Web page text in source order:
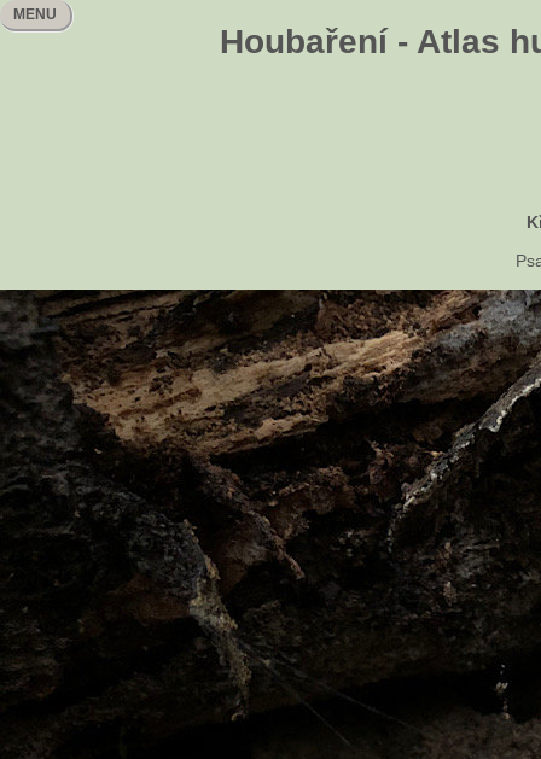
Houbaření - Atlas
MENU